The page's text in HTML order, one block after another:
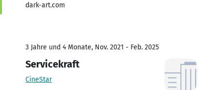
dark-art.com
3 Jahre und 4 Monate, Nov. 2021 - Feb. 2025
Servicekraft
CineStar